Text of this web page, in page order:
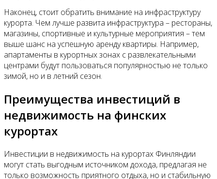
Наконец, стоит обратить внимание на инфраструктуру
курорта. Чем лучше развита инфраструктура – рестораны,
магазины, спортивные и культурные мероприятия – тем
выше шанс на успешную аренду квартиры. Например,
апартаменты в курортных зонах с развлекательными
центрами будут пользоваться популярностью не только
зимой, но и в летний сезон.
Преимущества инвестиций в
недвижимость на финских
курортах
Инвестиции в недвижимость на курортах Финляндии
могут стать выгодным источником дохода, предлагая не
только возможность приятного отдыха, но и стабильную